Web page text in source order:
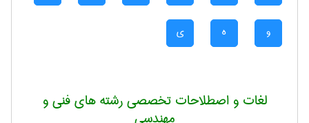
و ه ی
لغات و اصطلاحات تخصصی رشته های فنی و